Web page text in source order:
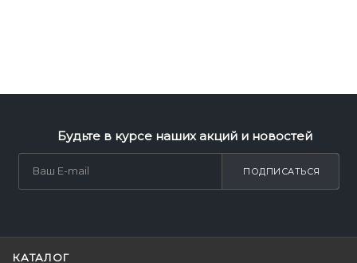
Будьте в курсе наших акций и новостей
ПОДПИСАТЬСЯ
КАТАЛОГ